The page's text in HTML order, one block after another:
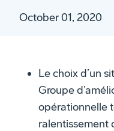
October 01, 2020
Le choix d’un
Groupe
opérationnelle
ralentissement